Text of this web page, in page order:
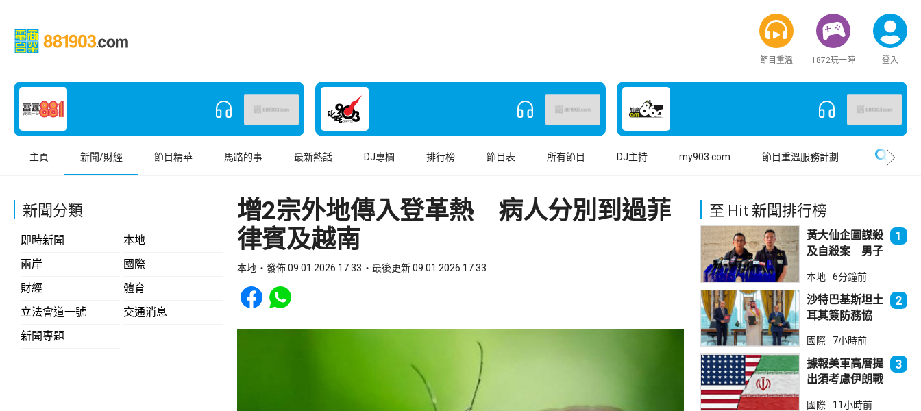
節目重溫 1872玩一陣 登入
主頁 新聞/財經 節目精華 馬路的事 最新熱話 DJ專欄 排行榜 節目表 所有節目 DJ主持 my903.com 節目重溫服務計劃
新聞分類
即時新聞
本地
兩岸
國際
財經
體育
立法會道一號
交通消息
新聞專題
增2宗外地傳入登革熱 病人分別到過菲
律賓及越南
本地 發佈 09.01.2026 17:33 最後更新 09.01.2026 17:33
Share to Facebook
Share to WhatsApp
至 Hit 新聞排行榜
黃大仙企圖謀殺
及自殺案 男子
墮樓亡
1
本地 6分鐘前
沙特巴基斯坦土
耳其簽防務協
林團結
2
國際 7小時前
據報美軍高層提
出須考慮伊朗戰
3
國際 11小時前